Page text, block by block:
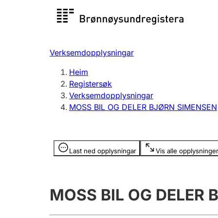
Registersøk
Registrere, endre, slette
Verksemdopplysningar
Heim
Registersøk
Verksemdopplysningar
MOSS BIL OG DELER BJØRN SIMENSEN
Last ned opplysningar Vis alle opplysninger
Opplysninger er skjult
MOSS BIL OG DELER